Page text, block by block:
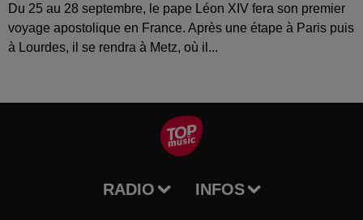
Du 25 au 28 septembre, le pape Léon XIV fera son premier
voyage apostolique en France. Après une étape à Paris puis
à Lourdes, il se rendra à Metz, où il...
RADIO INFOS